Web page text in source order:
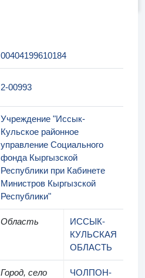
00404199610184
2-00993
Учреждение "Иссык-
Кульское районное
управление Социального
фонда Кыргызской
Республики при Кабинете
Министров Кыргызской
Республики"
Область
ИССЫК-
КУЛЬСКАЯ
ОБЛАСТЬ
Город, село
ЧОЛПОН-